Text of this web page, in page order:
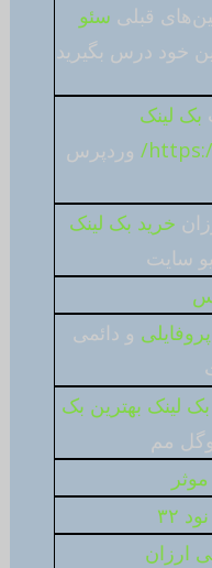
قبلی سئو
خود درس بگیرید
بک لینک
وردپرس
خرید بک لینک
سایت
و دائمی
لینک بهترین بک
مم
۳۲
ارزان